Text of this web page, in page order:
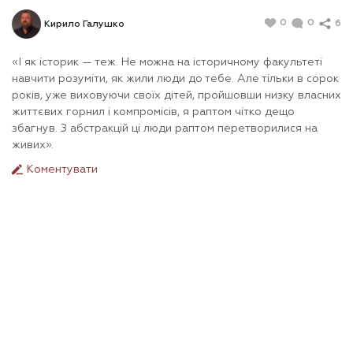
Кирило Галушко 0 0 6
«І як історик — теж. Не можна на історичному факультеті
навчити розуміти, як жили люди до тебе. Але тільки в сорок
років, уже виховуючи своїх дітей, пройшовши низку власних
життєвих горнил і компромісів, я раптом чітко дещо
збагнув. З абстракцій ці люди раптом перетворилися на
живих».
Коментувати